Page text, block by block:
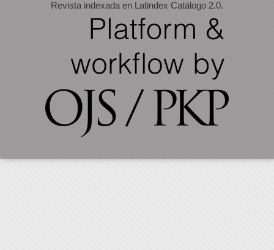
Revista indexada en Latindex Catálogo 2.0.